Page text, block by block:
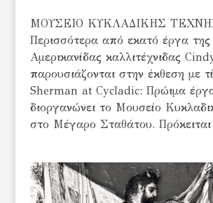
ΜΟΥΣΕΙΟ ΚΥΚΛΑΔΙΚΗΣ
Περισσότερα από εκατό έργα της
Αμερικανίδας καλλιτέχνιδας
παρουσιάζονται στην έκθεση με
Sherman at Cycladic: Πρώιμα
διοργανώνει το Μουσείο
στο Μέγαρο Σταθάτου. Πρόκειται